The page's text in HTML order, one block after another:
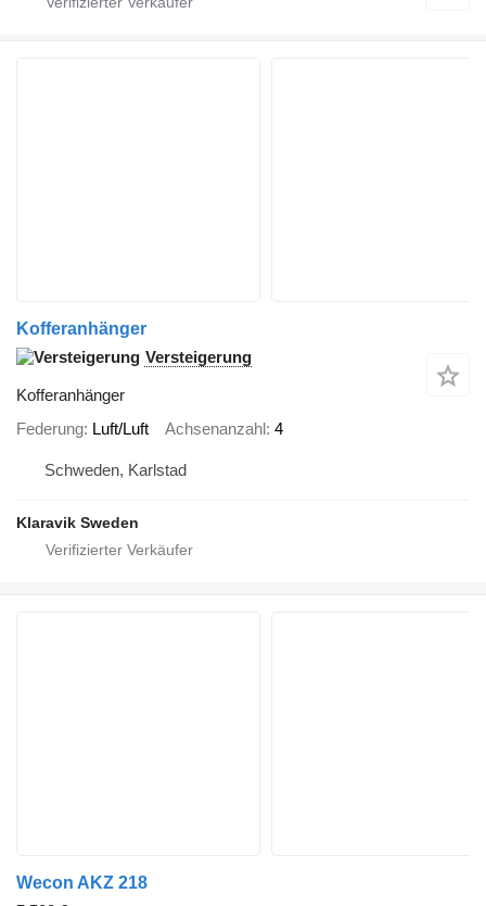
Kofferanhänger
Versteigerung
Kofferanhänger
Federung Luft/Luft Achsenanzahl 4
Schweden, Karlstad
Klaravik Sweden
Wecon AKZ 218